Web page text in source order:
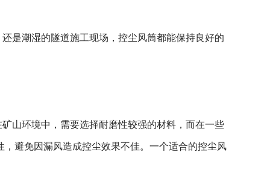
是潮湿的隧道施工现场，控尘风筒都能保持良好的
山环境中，需要选择耐磨性较强的材料，而在一些
避免因漏风造成控尘效果不佳。一个适合的控尘风